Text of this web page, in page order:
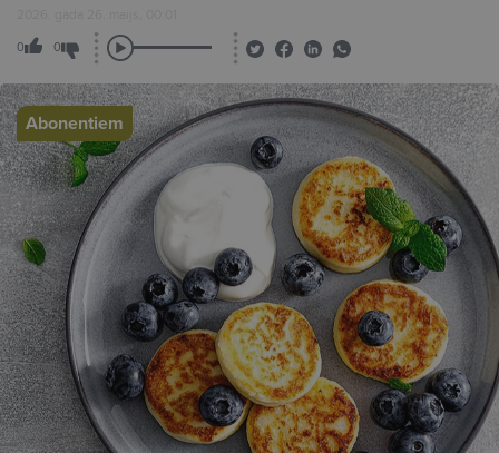
2026. gada 26. maijs, 00:01
0 0
Abonentiem